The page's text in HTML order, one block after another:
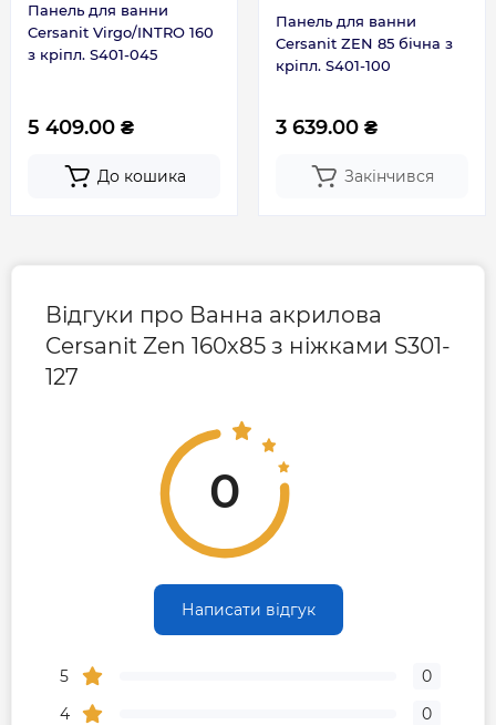
Панель для ванни
Cersanit Virgo/INTRO 160
з кріпл. S401-045
5 409.00 ₴
До кошика
Панель для ванни
Cersanit ZEN 85 бічна з
кріпл. S401-100
3 639.00 ₴
Закінчився
Відгуки про Ванна акрилова
Cersanit Zen 160х85 з ніжками S301-
127
0
Написати відгук
5
0
4
0